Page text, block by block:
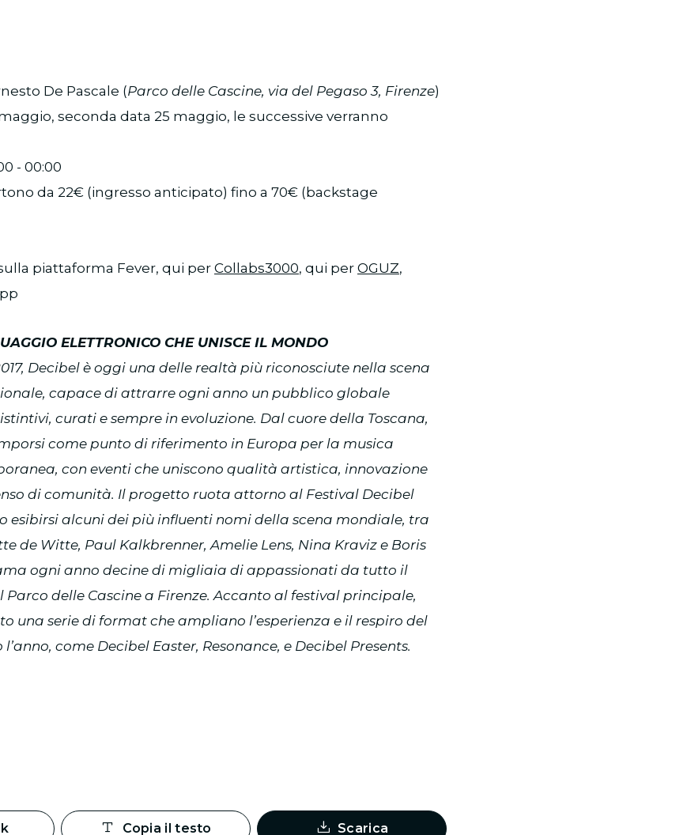
De Pascale (Parco delle Cascine, via del Pegaso 3, Firenze)
seconda data 25 maggio, le successive verranno
- 00:00
da 22€ (ingresso anticipato) fino a 70€ (backstage
piattaforma Fever, qui perCollabs3000, qui per OGUZ,
ELETTRONICO CHE UNISCE IL MONDO
Decibel è oggi una delle realtà più riconosciute nella scena
capace di attrarre ogni anno un pubblico globale
curati e sempre in evoluzione. Dal cuore della Toscana,
come punto di riferimento in Europa per la musica
con eventi che uniscono qualità artistica, innovazione
di comunità. Il progetto ruota attorno al Festival Decibel
esibirsi alcuni dei più influenti nomi della scena mondiale, tra
de Witte, Paul Kalkbrenner, Amelie Lens, Nina Kraviz e Boris
ogni anno decine di migliaia di appassionati da tutto il
Parco delle Cascine a Firenze. Accanto al festival principale,
una serie di format che ampliano l’esperienza e il respiro del
come Decibel Easter, Resonance, e Decibel Presents.
Copia il testo Scarica